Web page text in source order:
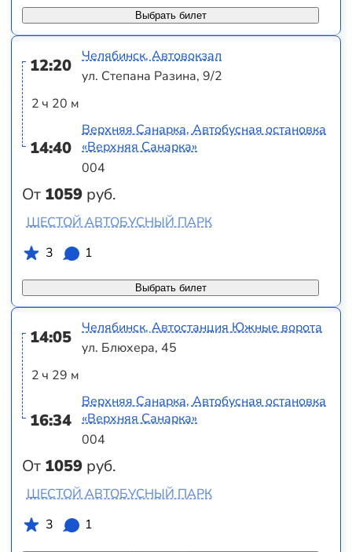
Выбрать билет
12:20
2 ч 20 м
14:40
От 1059 руб.
Челябинск, Автовокзал
ул. Степана Разина, 9/2
Верхняя Санарка, Автобусная остановка
«Верхняя Санарка»
004
Выбрать билет
ШЕСТОЙ АВТОБУСНЫЙ ПАРК
3
1
14:05
2 ч 29 м
16:34
От 1059 руб.
Челябинск, Автостанция Южные ворота
ул. Блюхера, 45
Верхняя Санарка, Автобусная остановка
«Верхняя Санарка»
004
ШЕСТОЙ АВТОБУСНЫЙ ПАРК
3
1